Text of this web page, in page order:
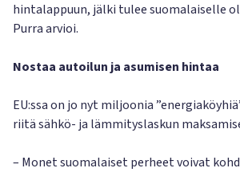
hintalappuun, jälki tulee suomalaiselle
Purra arvioi.
Nostaa autoilun ja asumisen hintaa
EU:ssa on jo nyt miljoonia
riitä sähkö- ja lämmityslaskun
– Monet suomalaiset perheet voivat